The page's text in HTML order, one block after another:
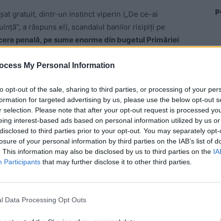
My Personal Information
opt-out of the sale, sharing to third parties, or processing of your
for targeted advertising by us, please use the below opt-out
selection. Please note that after your opt-out request is processed
interest-based ads based on personal information utilized by us
to third parties prior to your opt-out. You may separately
of your personal information by third parties on the IAB’s list of
This information may also be disclosed by us to third parties on the
Participants that may further disclose it to other third parties.
Data Processing Opt Outs
gratuit, dintr-un instinct viperin („De ce-ai
a răspuns el), scandalul banilor risipiți pe
penală, pe sume enorme din bugetul Primăriei
interne ale Primăriei, conform cărora în care
în construcții au arătat că la construcția
din cele 48 de milioane facturate, cel puțin 15
de peste 10 ori!
De exemplu, vase de toaletă care
de lei.
-
jaful, a ținut să-l prezinte și ca pe o mare realizare,